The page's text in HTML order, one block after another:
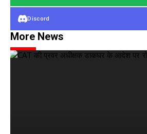
Discord
More News